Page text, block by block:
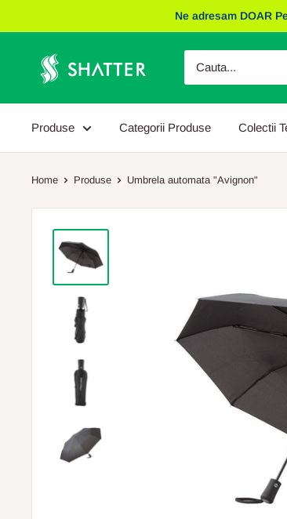
la
Ne adresam DOAR
Obiecte
Promotionale
Shatter
Produse Categorii Produse Colectii
Home Produse Umbrela automata "Avignon"